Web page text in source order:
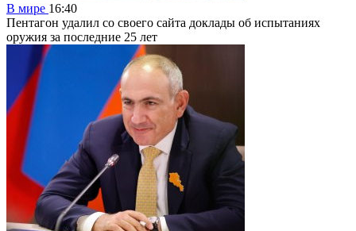
В мире 16:40
Пентагон удалил со своего сайта доклады об испытаниях
оружия за последние 25 лет